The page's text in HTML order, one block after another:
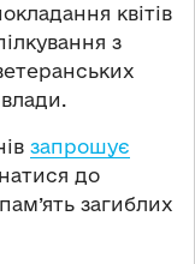
квітів
з
влади.
запрошує
до
загиблих